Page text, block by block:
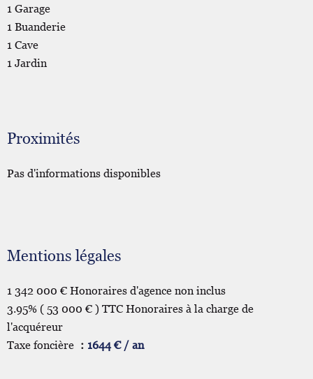
1 Garage
1 Buanderie
1 Cave
1 Jardin
Proximités
Pas d'informations disponibles
Mentions légales
1 342 000 € Honoraires d'agence non inclus
3.95% ( 53 000 € ) TTC Honoraires à la charge de
l'acquéreur
Taxe foncière
1644 € / an